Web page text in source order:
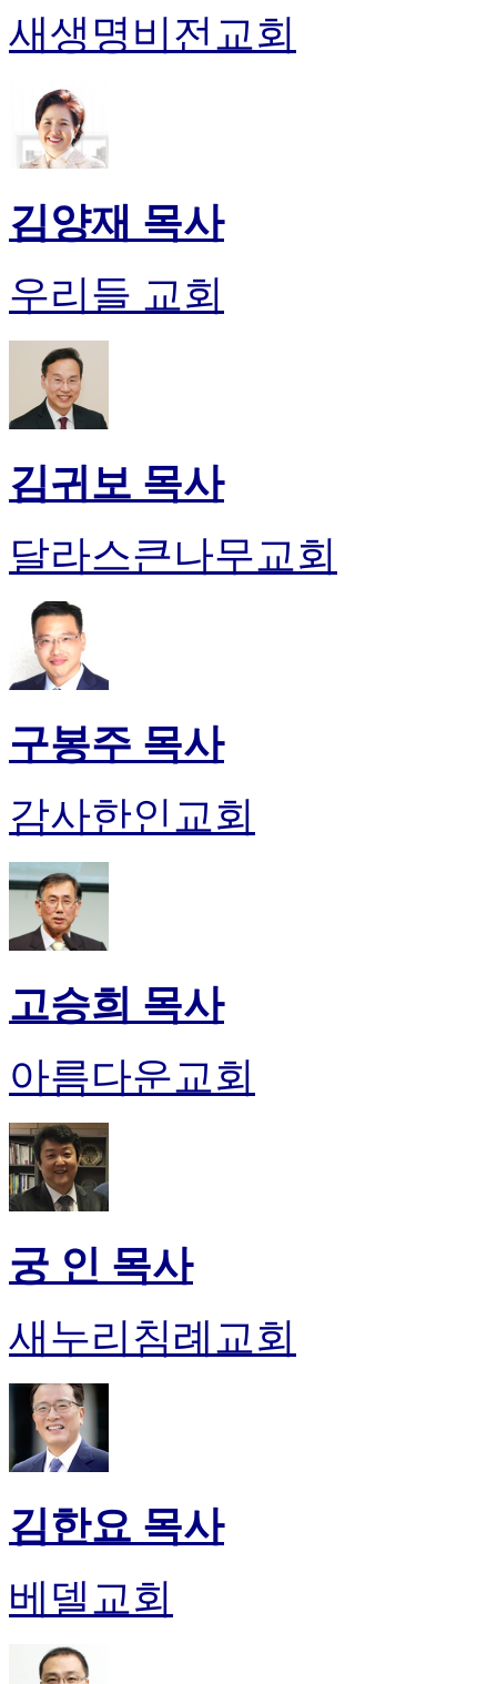
새생명비전교회
김양재 목사
우리들 교회
김귀보 목사
달라스큰나무교회
구봉주 목사
감사한인교회
고승희 목사
아름다운교회
궁 인 목사
새누리침례교회
김한요 목사
베델교회